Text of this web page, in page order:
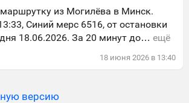
из Могилёва в Минск.
Синий мерс 6516, от остановки
18.06.2026. За 20 минут до… ещё
18 июня 2026 в 13:40
версию